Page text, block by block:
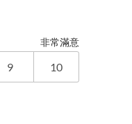
非常滿意
9 10